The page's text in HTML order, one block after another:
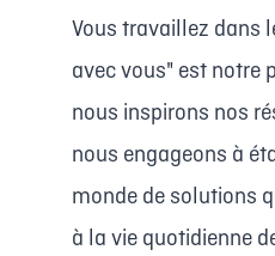
Vous travaillez dans
avec vous" est notre
nous inspirons nos
nous engageons à
monde de solutions
à la vie quotidienne